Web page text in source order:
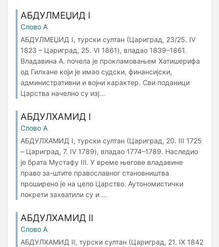
АБДУЛМЕЏИД I
Слово А
АБДУЛМЕЏИД I, турски султан (Цариград, 23/25. IV
1823 – Цариград, 25. VI 1861), владао 1839–1861.
Владавина А. почела је прокламовањем Хатишерифа
од Гилхане који је имао судски, финансијски,
административни и војни карактер. Сви поданици
Царства начелно су изј...
АБДУЛХАМИД I
Слово А
АБДУЛХАМИД I, турски султан (Цариград, 20. III 1725
– Цариград, 7. IV 1789), владао 1774–1789. Наследио
је брата Мустафу III. У време његове владавине
право за-штите православног становништва
проширено је на цело Царство. Аутономистички
покрети захватили су и ...
АБДУЛХАМИД II
Слово А
АБДУЛХАМИД II, турски султан (Ца­ри­град, 21. IX 1842